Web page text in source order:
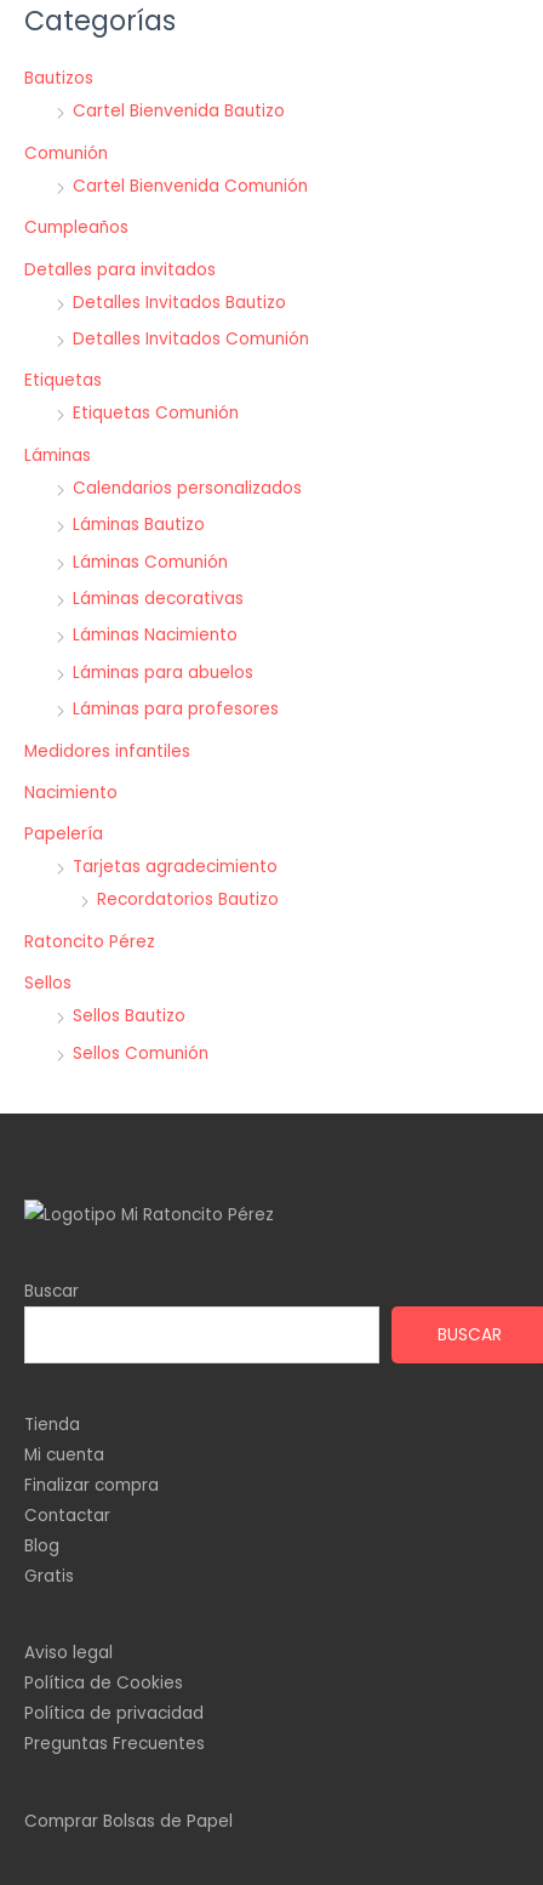
Categorías
Bautizos
Cartel Bienvenida Bautizo
Comunión
Cartel Bienvenida Comunión
Cumpleaños
Detalles para invitados
Detalles Invitados Bautizo
Detalles Invitados Comunión
Etiquetas
Etiquetas Comunión
Láminas
Calendarios personalizados
Láminas Bautizo
Láminas Comunión
Láminas decorativas
Láminas Nacimiento
Láminas para abuelos
Láminas para profesores
Medidores infantiles
Nacimiento
Papelería
Tarjetas agradecimiento
Recordatorios Bautizo
Ratoncito Pérez
Sellos
Sellos Bautizo
Sellos Comunión
Buscar
BUSCAR
Tienda
Mi cuenta
Finalizar compra
Contactar
Blog
Gratis
Aviso legal
Política de Cookies
Política de privacidad
Preguntas Frecuentes
Comprar Bolsas de Papel